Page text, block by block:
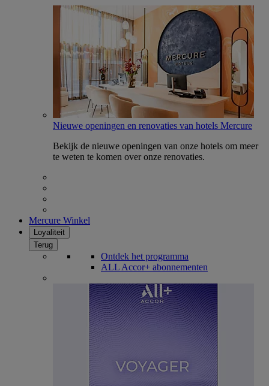
Nieuwe openingen en renovaties van hotels Mercure
Bekijk de nieuwe openingen van onze hotels om meer
te weten te komen over onze renovaties.
Mercure Winkel
Loyaliteit
Terug
Ontdek het programma
ALL Accor+ abonnementen